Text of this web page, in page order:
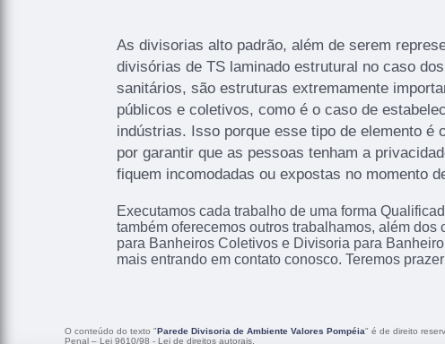
As divisorias alto padrão, além de serem
divisórias de TS laminado estrutural no caso
sanitários, são estruturas extremamente
públicos e coletivos, como é o caso de
indústrias. Isso porque esse tipo de elemento é
por garantir que as pessoas tenham a
fiquem incomodadas ou expostas no momento
Executamos cada trabalho de uma forma
também oferecemos outros trabalhamos, além dos
para Banheiros Coletivos e Divisoria para
mais entrando em contato conosco. Teremos
O conteúdo do texto "Parede Divisoria de Ambiente Valores Pompéia" é de direito
Penal – Lei 9610/98 - Lei de direitos autorais.